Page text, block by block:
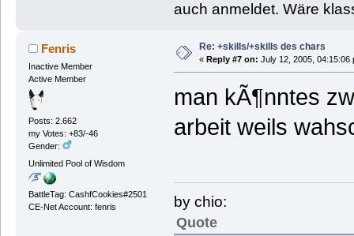
auch anmeldet. Wäre
Fenris
Inactive Member
Active Member
Posts: 2.662
my Votes: +83/-46
Gender:
Unlimited Pool of Wisdom
BattleTag: CashfCookies#2501
CE-Net Account: fenris
Re: +skills/+skills des chars
« Reply #7 on: July 12, 2005, 04:15:06
man kÃ¶nntes
arbeit weils
by chio:
Quote